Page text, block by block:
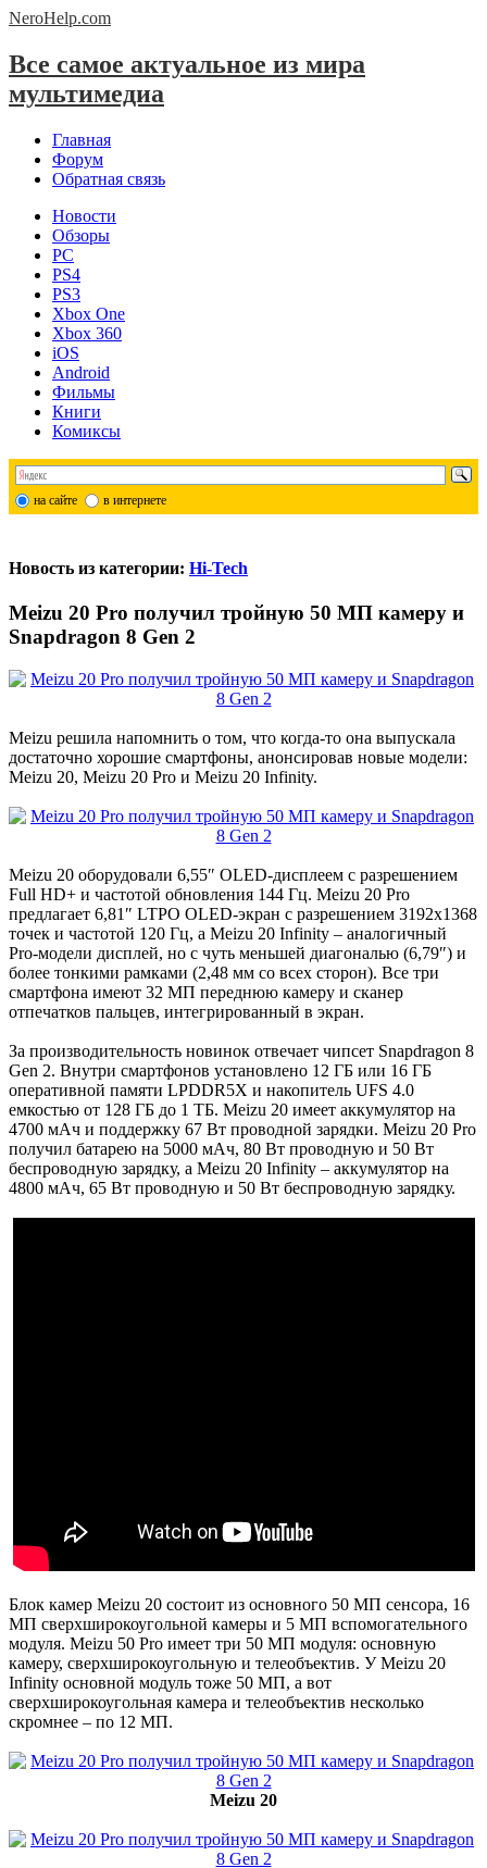
NeroHelp.com
Все самое актуальное из мира
мультимедиа
Главная
Форум
Обратная связь
Новости
Обзоры
PC
PS4
PS3
Xbox One
Xbox 360
iOS
Android
Фильмы
Книги
Комиксы
на сайте в интернете
Новость из категории: Hi-Tech
Meizu 20 Pro получил тройную 50 МП камеру и
Snapdragon 8 Gen 2
Meizu решила напомнить о том, что когда-то она выпускала
достаточно хорошие смартфоны, анонсировав новые модели:
Meizu 20, Meizu 20 Pro и Meizu 20 Infinity.
Meizu 20 оборудовали 6,55″ OLED-дисплеем с разрешением
Full HD+ и частотой обновления 144 Гц. Meizu 20 Pro
предлагает 6,81″ LTPO OLED-экран с разрешением 3192х1368
точек и частотой 120 Гц, а Meizu 20 Infinity – аналогичный
Pro-модели дисплей, но с чуть меньшей диагональю (6,79″) и
более тонкими рамками (2,48 мм со всех сторон). Все три
смартфона имеют 32 МП переднюю камеру и сканер
отпечатков пальцев, интегрированный в экран.
За производительность новинок отвечает чипсет Snapdragon 8
Gen 2. Внутри смартфонов установлено 12 ГБ или 16 ГБ
оперативной памяти LPDDR5X и накопитель UFS 4.0
емкостью от 128 ГБ до 1 ТБ. Meizu 20 имеет аккумулятор на
4700 мАч и поддержку 67 Вт проводной зарядки. Meizu 20 Pro
получил батарею на 5000 мАч, 80 Вт проводную и 50 Вт
беспроводную зарядку, а Meizu 20 Infinity – аккумулятор на
4800 мАч, 65 Вт проводную и 50 Вт беспроводную зарядку.
Блок камер Meizu 20 состоит из основного 50 МП сенсора, 16
МП сверхширокоугольной камеры и 5 МП вспомогательного
модуля. Meizu 50 Pro имеет три 50 МП модуля: основную
камеру, сверхширокоугольную и телеобъектив. У Meizu 20
Infinity основной модуль тоже 50 МП, а вот
сверхширокоугольная камера и телеобъектив несколько
скромнее – по 12 МП.
Meizu 20